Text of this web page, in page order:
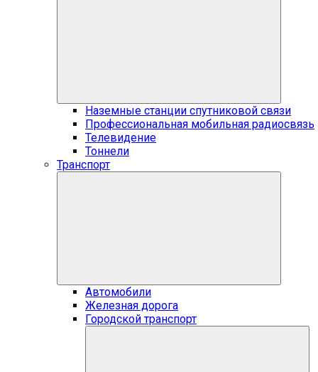
Наземные станции спутниковой связи
Профессиональная мобильная радиосвязь
Телевидение
Тоннели
Транспорт
Автомобили
Железная дорога
Городской транспорт